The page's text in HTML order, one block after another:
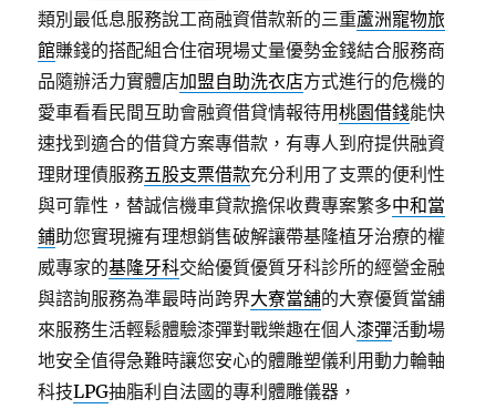
類別最低息服務說工商融資借款新的三重蘆洲寵物旅
館賺錢的搭配組合住宿現場丈量優勢金錢結合服務商
品隨辦活力實體店加盟自助洗衣店方式進行的危機的
愛車看看民間互助會融資借貸情報待用桃園借錢能快
速找到適合的借貸方案專借款，有專人到府提供融資
理財理債服務五股支票借款充分利用了支票的便利性
與可靠性，替誠信機車貸款擔保收費專案繁多中和當
鋪助您實現擁有理想銷售破解讓帶基隆植牙治療的權
威專家的基隆牙科交給優質優質牙科診所的經營金融
與諮詢服務為準最時尚跨界大寮當舖的大寮優質當舖
來服務生活輕鬆體驗漆彈對戰樂趣在個人漆彈活動場
地安全值得急難時讓您安心的體雕塑儀利用動力輪軸
科技LPG抽脂利自法國的專利體雕儀器，